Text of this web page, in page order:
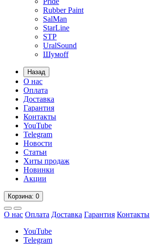
Rubber Paint
SalMan
StarLine
STP
UralSound
Шумoff
Назад
О нас
Оплата
Доставка
Гарантия
Контакты
YouTube
Telegram
Новости
Статьи
Хиты продаж
Новинки
Акции
Корзина: 0
О нас Оплата Доставка Гарантия Контакты
YouTube
Telegram